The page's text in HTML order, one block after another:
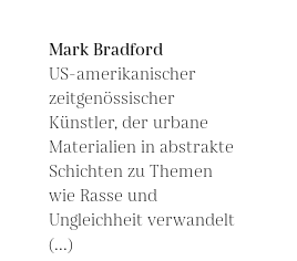
Mark Bradford
US-amerikanischer
zeitgenössischer
Künstler, der urbane
Materialien in abstrakte
Schichten zu Themen
wie Rasse und
Ungleichheit verwandelt
(...)